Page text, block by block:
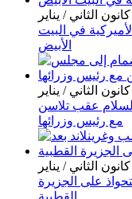
في البيت
الأبيض
عقب تلاسن
مع رئيس وزرائها
على الجزيرة
القطبية